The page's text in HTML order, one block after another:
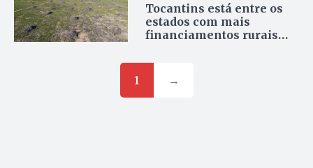
Tocantins está entre os
estados com mais
financiamentos rurais
suspeita de
1 →